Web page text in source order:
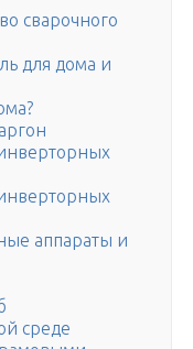
сварочного
для дома и
аппараты и
среде